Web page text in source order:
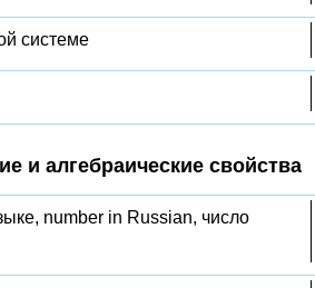
системе
и алгебраические свойства
number in Russian, число